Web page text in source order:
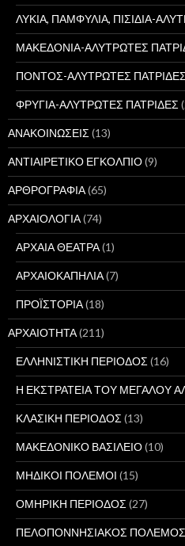
ΛΥΚΙΑ, ΠΑΜΦΥΛΙΑ, ΠΙΣΙΔΙΑ-
ΜΑΚΕΔΟΝΙΑ-ΑΛΥΤΡΩΤΕΣ
ΠΟΝΤΟΣ-ΑΛΥΤΡΩΤΕΣ ΠΑΤΡΙΔΕΣ
ΦΡΥΓΙΑ-ΑΛΥΤΡΩΤΕΣ ΠΑΤΡΙΔΕΣ
ΑΝΑΚΟΙΝΩΣΕΙΣ (13)
ΑΝΤΙΑΙΡΕΤΙΚΟ ΕΓΚΟΛΠΙΟ(9)
ΑΡΘΡΟΓΡΑΦΙΑ(65)
ΑΡΧΑΙΟΛΟΓΙΑ(74)
ΑΡΧΑΙΑ ΘΕΑΤΡΑ(1)
ΑΡΧΑΙΟΚΑΠΗΛΙΑ(7)
ΠΡΟΪΣΤΟΡΙΑ(18)
ΑΡΧΑΙΟΤΗΤΑ(211)
ΕΛΛΗΝΙΣΤΙΚΗ ΠΕΡΙΟΔΟΣ (16)
Η ΕΚΣΤΡΑΤΕΙΑ ΤΟΥ ΜΕΓΑΛΟΥ
ΚΛΑΣΙΚΗ ΠΕΡΙΟΔΟΣ (13)
ΜΑΚΕΔΟΝΙΚΟ ΒΑΣΙΛΕΙΟ(10)
ΜΗΔΙΚΟΙ ΠΟΛΕΜΟΙ (15)
ΟΜΗΡΙΚΗ ΠΕΡΙΟΔΟΣ (27)
ΠΕΛΟΠΟΝΝΗΣΙΑΚΟΣ ΠΟΛΕΜΟΣ